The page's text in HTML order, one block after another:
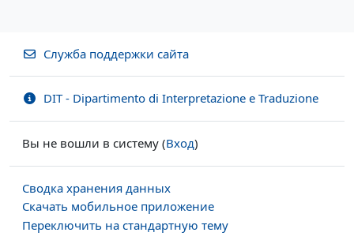
Служба поддержки сайта
DIT - Dipartimento di Interpretazione e Traduzione
Вы не вошли в систему (Вход)
Сводка хранения данных
Скачать мобильное приложение
Переключить на стандартную тему